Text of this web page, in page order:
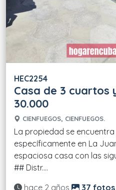
HEC2254
Casa de 3 cuartos
30.000
CIENFUEGOS, CIENFUEGOS.
La propiedad se encuentra
específicamente en La
espaciosa casa con las
## Distr....
Actualizado:
hace 2 años 37 fotos